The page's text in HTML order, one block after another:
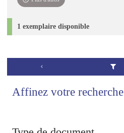
1 exemplaire disponible
Affinez votre recherche